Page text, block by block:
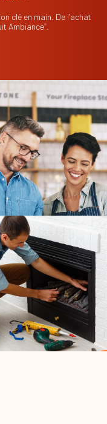
clé en main. De l’achat
Ambiance®